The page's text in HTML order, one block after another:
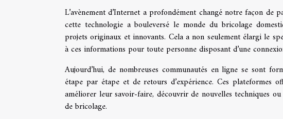
L’avènement d’Internet a profondément changé notre façon de
cette technologie a bouleversé le monde du bricolage
projets originaux et innovants. Cela a non seulement élargi le
à ces informations pour toute personne disposant d’une
Aujourd’hui, de nombreuses communautés en ligne se sont
étape par étape et de retours d’expérience. Ces
améliorer leur savoir-faire, découvrir de nouvelles techniques
de bricolage.